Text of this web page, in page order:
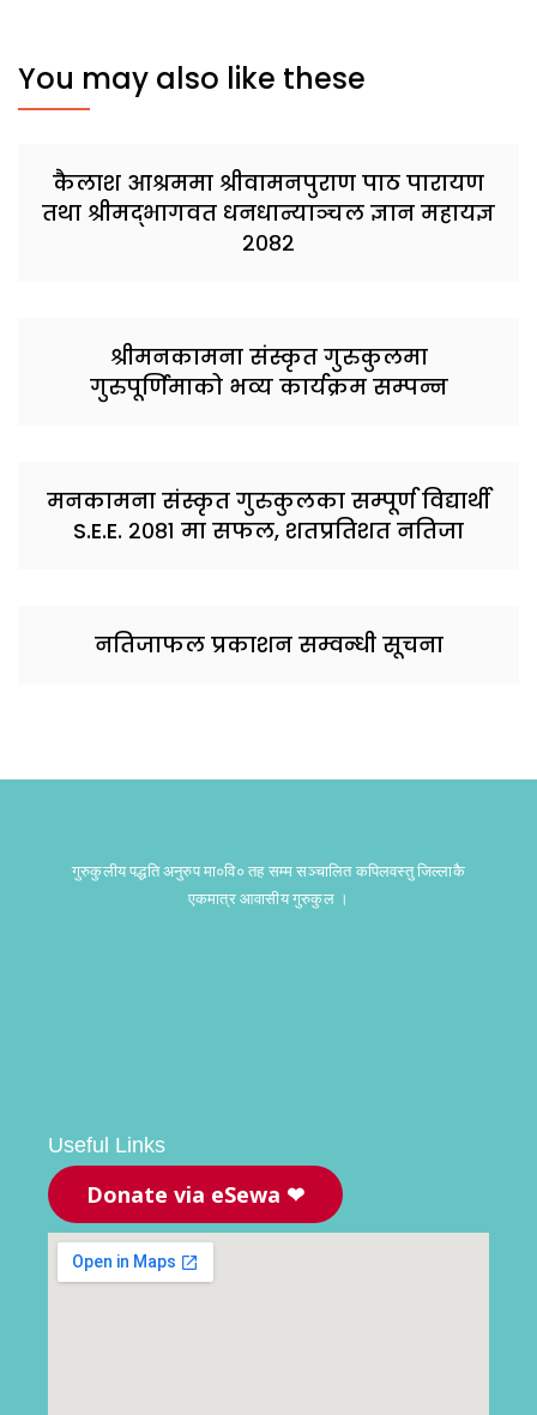
You may also like these
कैलाश आश्रममा श्रीवामनपुराण पाठ पारायण
तथा श्रीमद्भागवत धनधान्याञ्चल ज्ञान महायज्ञ
२०८२
श्रीमनकामना संस्कृत गुरुकुलमा
गुरुपूर्णिमाको भव्य कार्यक्रम सम्पन्न
मनकामना संस्कृत गुरुकुलका सम्पूर्ण विद्यार्थी
S.E.E. २०८१ मा सफल, शतप्रतिशत नतिजा
नतिजाफल प्रकाशन सम्वन्धी सूचना
गुरुकुलीय पद्धति अनुरुप मा०वि० तह सम्म सञ्चालित कपिलवस्तु जिल्लाकै
एकमात्र आवासीय गुरुकुल ।
Useful Links
Donate via eSewa ❤